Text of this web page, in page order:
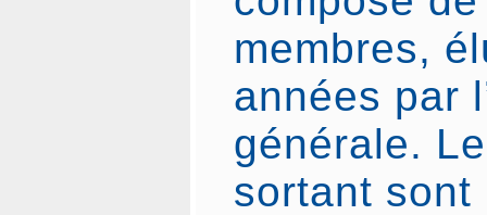
membres,
années par
générale.
sortant